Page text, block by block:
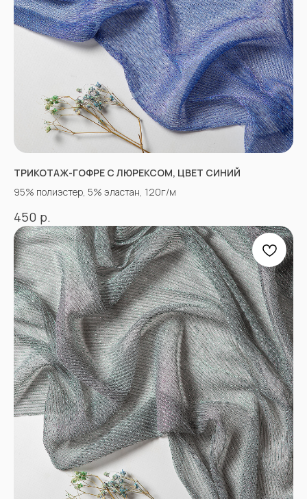
ТРИКОТАЖ-ГОФРЕ С ЛЮРЕКСОМ, ЦВЕТ СИНИЙ
95% полиэстер, 5% эластан, 120г/м
450 р.
КОНТАКТЫ
Г. Пятигорк, розничная точка на рынке
«Людмила», ул. Садовая 210, павильоны
34−37.
Оптово-розничные точки продаж:
г.Пятигорск, рынок "Привокзальный",
Георгиевское шоссе 1км, оптовый склад
№9302
График работы и схема проезда
+7(918)873-53-45Мария
+7(928)364-79-21Александра
АДРЕСА МАГАЗИНОВ
КАК СВЯЗАТЬСЯ